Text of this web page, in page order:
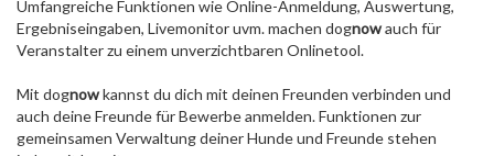
Umfangreiche Funktionen wie Online-Anmeldung, Auswertung,
Ergebniseingaben, Livemonitor uvm. machen dognowauch für
Veranstalter zu einem unverzichtbaren Onlinetool.
Mit dognowkannst du dich mit deinen Freunden verbinden und
auch deine Freunde für Bewerbe anmelden. Funktionen zur
gemeinsamen Verwaltung deiner Hunde und Freunde stehen